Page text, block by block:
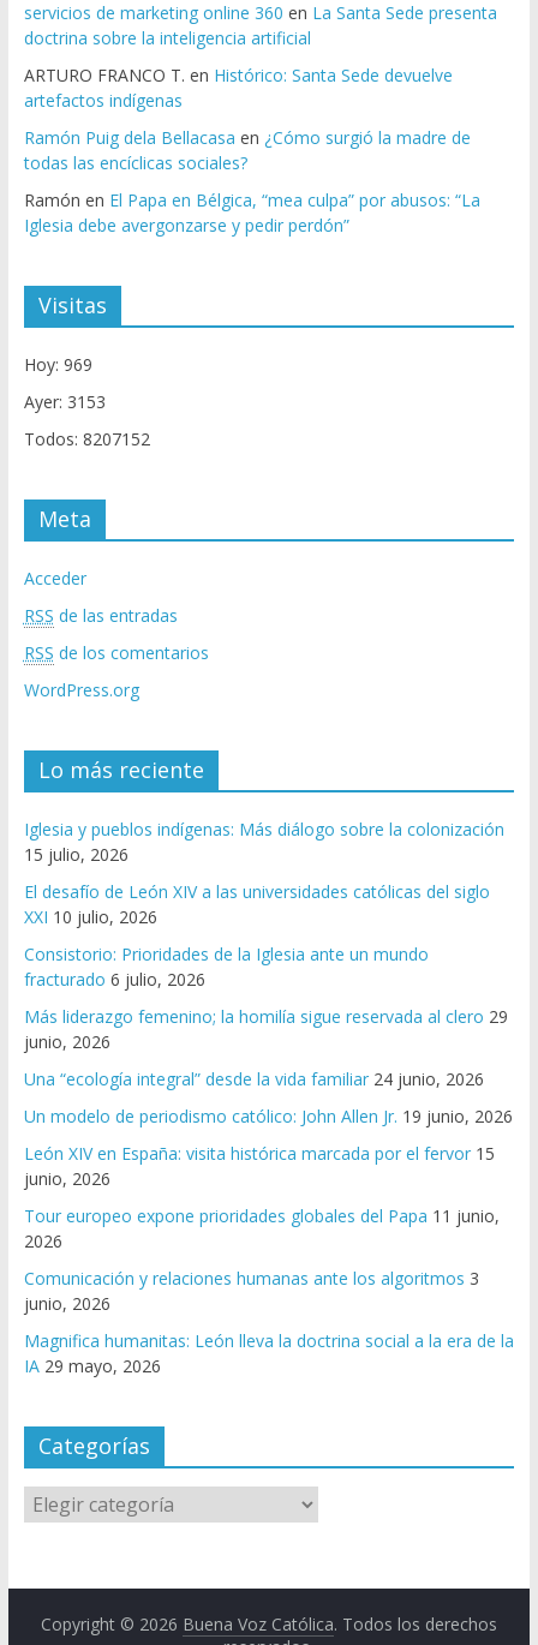
servicios de marketing online 360 en La Santa Sede presenta
doctrina sobre la inteligencia artificial
ARTURO FRANCO T. en Histórico: Santa Sede devuelve
artefactos indígenas
Ramón Puig dela Bellacasa en ¿Cómo surgió la madre de
todas las encíclicas sociales?
Ramón en El Papa en Bélgica, “mea culpa” por abusos: “La
Iglesia debe avergonzarse y pedir perdón”
Visitas
Hoy: 969
Ayer: 3153
Todos: 8207152
Meta
Acceder
RSS de las entradas
RSS de los comentarios
WordPress.org
Lo más reciente
Iglesia y pueblos indígenas: Más diálogo sobre la colonización
15 julio, 2026
El desafío de León XIV a las universidades católicas del siglo
XXI 10 julio, 2026
Consistorio: Prioridades de la Iglesia ante un mundo
fracturado 6 julio, 2026
Más liderazgo femenino; la homilía sigue reservada al clero 29
junio, 2026
Una “ecología integral” desde la vida familiar 24 junio, 2026
Un modelo de periodismo católico: John Allen Jr. 19 junio, 2026
León XIV en España: visita histórica marcada por el fervor 15
junio, 2026
Tour europeo expone prioridades globales del Papa 11 junio,
2026
Comunicación y relaciones humanas ante los algoritmos 3
junio, 2026
Magnifica humanitas: León lleva la doctrina social a la era de la
IA 29 mayo, 2026
Categorías
Copyright © 2026 Buena Voz Católica. Todos los derechos